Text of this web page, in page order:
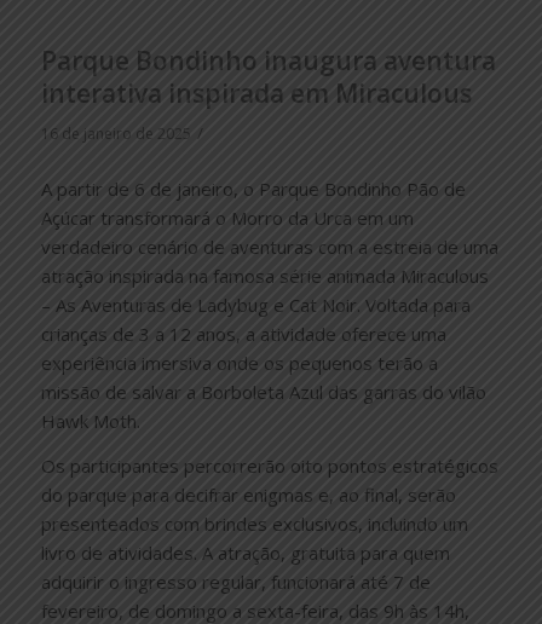
Parque Bondinho inaugura aventura
interativa inspirada em Miraculous
16 de janeiro de 2025 /
A partir de 6 de janeiro, o Parque Bondinho Pão de
Açúcar transformará o Morro da Urca em um
verdadeiro cenário de aventuras com a estreia de uma
atração inspirada na famosa série animada Miraculous
– As Aventuras de Ladybug e Cat Noir. Voltada para
crianças de 3 a 12 anos, a atividade oferece uma
experiência imersiva onde os pequenos terão a
missão de salvar a Borboleta Azul das garras do vilão
Hawk Moth.
Os participantes percorrerão oito pontos estratégicos
do parque para decifrar enigmas e, ao final, serão
presenteados com brindes exclusivos, incluindo um
livro de atividades. A atração, gratuita para quem
adquirir o ingresso regular, funcionará até 7 de
fevereiro, de domingo a sexta-feira, das 9h às 14h,